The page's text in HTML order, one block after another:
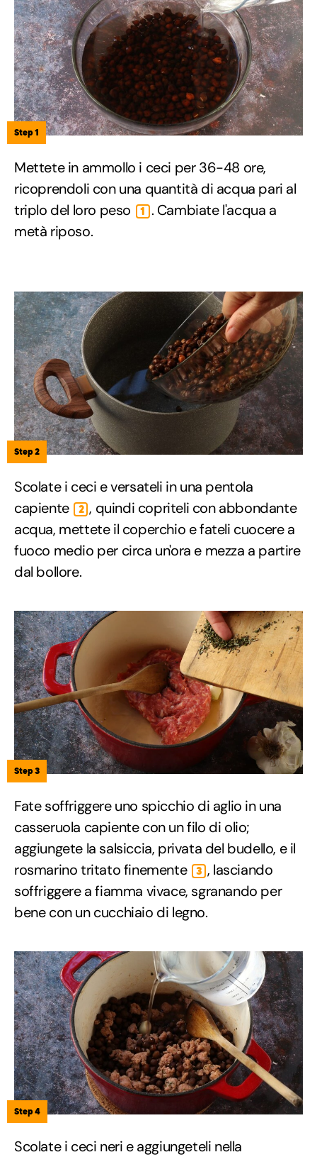
Step 1
Mettete in ammollo i ceci per 36-48 ore,
ricoprendoli con una quantità di acqua pari al
triplo del loro peso
1
. Cambiate l'acqua a
metà riposo.
Step 2
Scolate i ceci e versateli in una pentola
capiente
2 , quindi copriteli con abbondante
acqua, mettete il coperchio e fateli cuocere a
fuoco medio per circa un'ora e mezza a partire
dal bollore.
Step 3
Fate soffriggere uno spicchio di aglio in una
casseruola capiente con un filo di olio;
aggiungete la salsiccia, privata del budello, e il
rosmarino tritato finemente
3 , lasciando
soffriggere a fiamma vivace, sgranando per
bene con un cucchiaio di legno.
Step 4
Scolate i ceci neri e aggiungeteli nella